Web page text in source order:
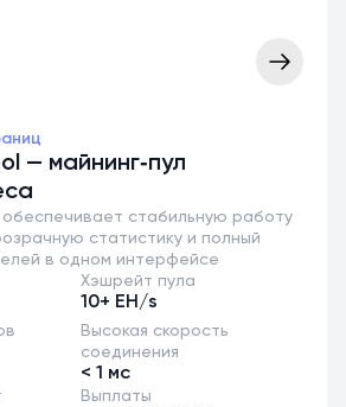
— майнинг‑пул
стабильную работу
статистику и полный
в одном интерфейсе
Хэшрейт пула
10+ EH/s
Высокая скорость
соединения
< 1 мс
Выплаты